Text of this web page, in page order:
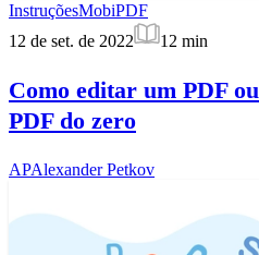
InstruçõesMobiPDF
12 de set. de 2022
12 min
Como editar um PDF
PDF do zero
APAlexander Petkov